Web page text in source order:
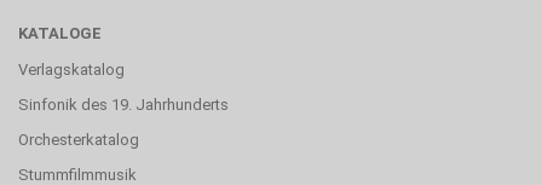
KATALOGE
Verlagskatalog
Sinfonik des 19. Jahrhunderts
Orchesterkatalog
Stummfilmmusik